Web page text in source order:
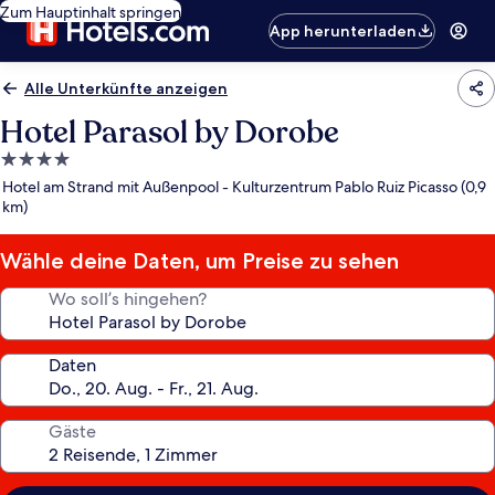
Zum Hauptinhalt springen
App herunterladen
Alle Unterkünfte anzeigen
Hotel Parasol by Dorobe
4.0-
Sterne-
Unterkunft
Hotel am Strand mit Außenpool - Kulturzentrum Pablo Ruiz Picasso (0,9
km)
Wähle deine Daten, um Preise zu sehen
Wo soll’s hingehen?
Daten
Gäste